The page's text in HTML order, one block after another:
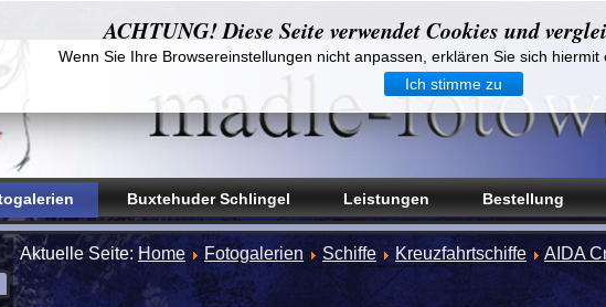
Buxtehuder Schlingel Leistungen Bestellung
ACHTUNG! Diese Seite verwendet Cookies und
Wenn Sie Ihre Browsereinstellungen nicht anpassen, erklären Sie sich hiermit
Ich stimme zu
Aktuelle Seite: Home Fotogalerien Schiffe Kreuzfahrtschiffe AIDA